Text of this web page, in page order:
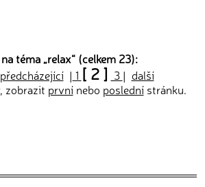
téma „relax“ (celkem 23):
předcházející| 1 [ 2 ] 3 | další
zobrazit prvnínebo poslednístránku.